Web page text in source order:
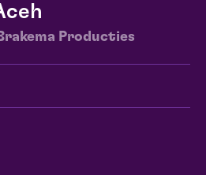
Producties